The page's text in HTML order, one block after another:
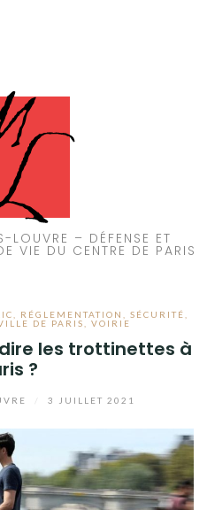
– DÉFENSE ET
VIE DU CENTRE DE PARIS
RÉGLEMENTATION SÉCURITÉ
DE PARIS VOIRIE
les trottinettes à
?
3 JUILLET 2021